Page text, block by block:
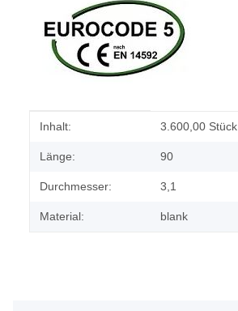
Produkteigenschaft
Wert
Inhalt: 3.600,00 Stück
Länge: 90
Durchmesser: 3,1
Material: blank